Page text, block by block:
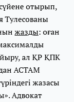
отырып,
Тулесованы
жазды: оған
ал ҚР ҚПК
АСТАМ
жазасы
Адвокат